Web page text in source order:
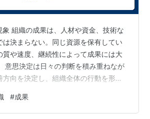
組織の成果は、人材や資金、技術な
は決まらない。同じ資源を保有してい
質や速度、継続性によって成果には大
意思決定は日々の判断を積み重ねなが
方向を決定し、組織全体の行動を形成
果を左右する。 ■ 背景 組織は限られた
分しなければならない。 外部環境は継
#成果